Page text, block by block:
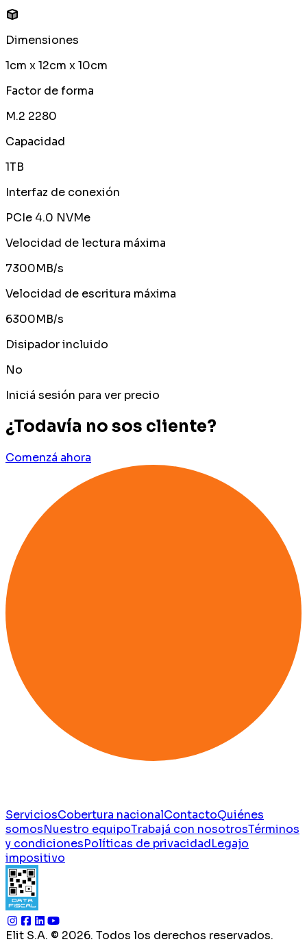
Dimensiones
1cm x 12cm x 10cm
Factor de forma
M.2 2280
Capacidad
1TB
Interfaz de conexión
PCIe 4.0 NVMe
Velocidad de lectura máxima
7300MB/s
Velocidad de escritura máxima
6300MB/s
Disipador incluido
No
Iniciá sesión para ver precio
¿Todavía no sos cliente?
Comenzá ahora
ServiciosCobertura nacionalContactoQuiénes
somosNuestro equipoTrabajá con nosotrosTérminos
y condicionesPolíticas de privacidadLegajo
impositivo
Elit S.A. © 2026. Todos los derechos reservados.